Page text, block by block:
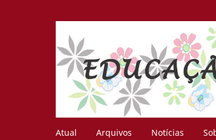
Atual Arquivos Notícias